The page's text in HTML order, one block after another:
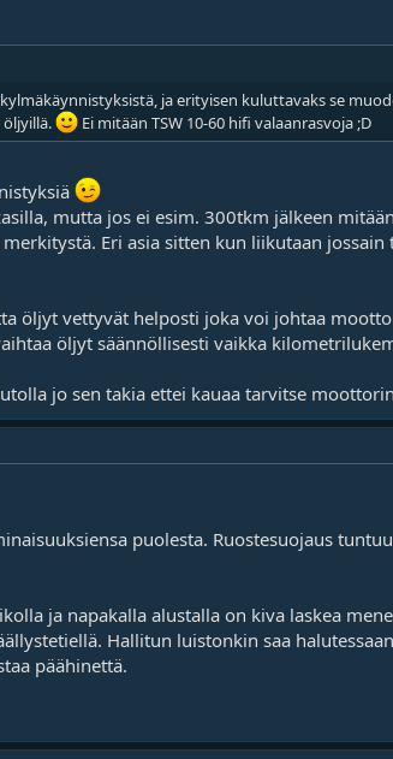
ja erityisen kuluttavaks se
Ei mitään TSW 10-60 hifi valaanrasvoja ;D
mutta jos ei esim. 300tkm jälkeen
Eri asia sitten kun liikutaan
öljyt vettyvät helposti joka voi johtaa
öljyt säännöllisesti vaikka
jo sen takia ettei kauaa tarvitse
puolesta. Ruostesuojaus
ja napakalla alustalla on kiva laskea
Hallitun luistonkin saa
päähinettä.